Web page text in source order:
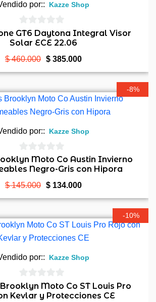
por:: Kazze Shop
0
de
5
GT6 Daytona Integral Visor
Solar ECE 22.06
$460.000 El
precio
era:
$ 460.000.
$ 385.000El
precio
es:
$ 385.000.
-8%
por:: Kazze Shop
0
de
5
Moto Co Austin Invierno
Negro-Gris con Hipora
$145.000 El
precio
era:
$ 145.000.
$ 134.000El
precio
es:
$ 134.000.
-10%
por:: Kazze Shop
0
de
Moto Co ST Louis Pro
Kevlar y Protecciones CE